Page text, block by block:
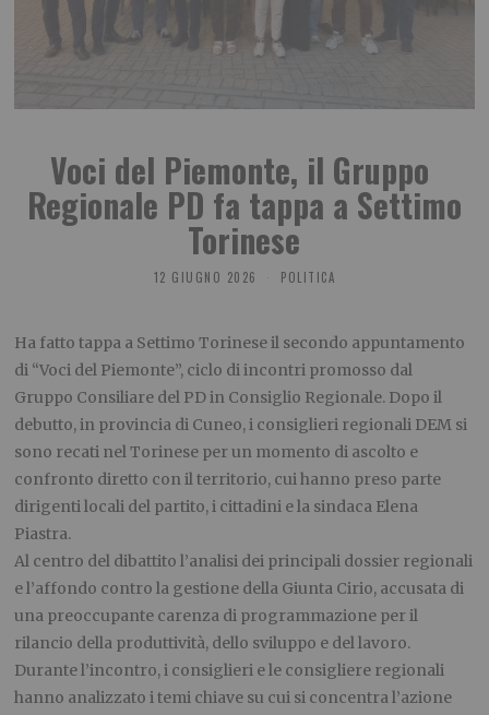
Voci del Piemonte, il Gruppo
Regionale PD fa tappa a Settimo
Torinese
12 GIUGNO 2026 POLITICA
Ha fatto tappa a Settimo Torinese il secondo appuntamento
di “Voci del Piemonte”, ciclo di incontri promosso dal
Gruppo Consiliare del PD in Consiglio Regionale. Dopo il
debutto, in provincia di Cuneo, i consiglieri regionali DEM si
sono recati nel Torinese per un momento di ascolto e
confronto diretto con il territorio, cui hanno preso parte
dirigenti locali del partito, i cittadini e la sindaca Elena
Piastra.
Al centro del dibattito l’analisi dei principali dossier regionali
e l’affondo contro la gestione della Giunta Cirio, accusata di
una preoccupante carenza di programmazione per il
rilancio della produttività, dello sviluppo e del lavoro.
Durante l’incontro, i consiglieri e le consigliere regionali
hanno analizzato i temi chiave su cui si concentra l’azione